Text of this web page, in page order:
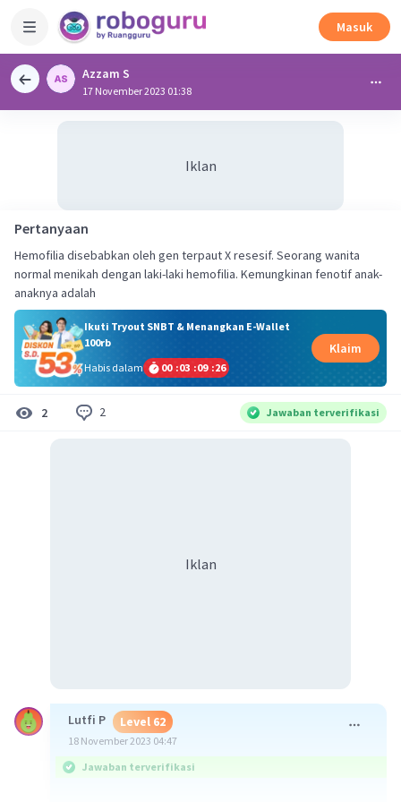
Masuk
Azzam S
17 November 2023 01:38
Iklan
Pertanyaan
Hemofilia disebabkan oleh gen terpaut X resesif. Seorang wanita
normal menikah dengan laki-laki hemofilia. Kemungkinan fenotif anak-
anaknya adalah
Ikuti Tryout SNBT & Menangkan E-Wallet
100rb
Habis dalam
00 :03 :09 :25
Klaim
2 2 Jawaban terverifikasi
Iklan
Lutfi P Level 62
18 November 2023 04:47
Jawaban terverifikasi